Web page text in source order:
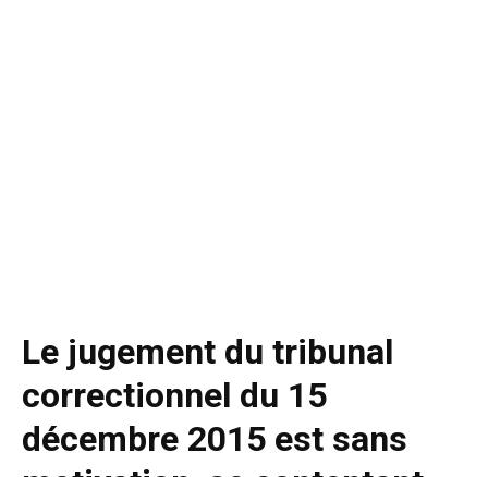
Le jugement du tribunal
correctionnel du 15
décembre 2015 est sans